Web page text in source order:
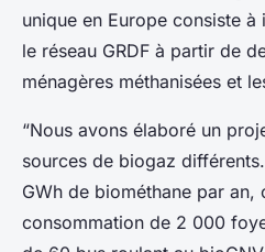
unique en Europe consiste
le réseau GRDF à partir de
ménagères méthanisées et
“Nous avons élaboré un
sources de biogaz
GWh de biométhane par
consommation de 2 000